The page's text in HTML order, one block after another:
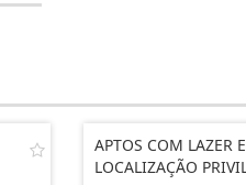
APTOS COM LAZER E
LOCALIZAÇÃO